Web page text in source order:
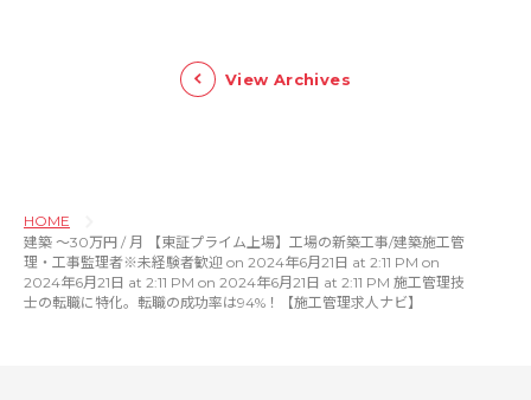
View Archives
HOME
建築 〜30万円 / 月 【東証プライム上場】工場の新築工事/建築施工管
理・工事監理者※未経験者歓迎 on 2024年6月21日 at 2:11 PM on
2024年6月21日 at 2:11 PM on 2024年6月21日 at 2:11 PM 施工管理技
士の転職に特化。転職の成功率は94%！【施工管理求人ナビ】